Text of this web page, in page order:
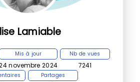
Lamiable
Mis à jour
novembre 2024
Nb de vues
7241
Partages